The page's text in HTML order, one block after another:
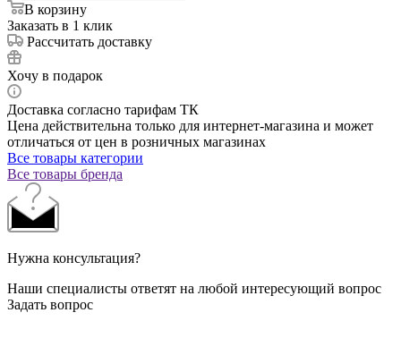
В корзину
Заказать в 1 клик
Рассчитать доставку
Хочу в подарок
Доставка согласно тарифам ТК
Цена действительна только для интернет-магазина и может
отличаться от цен в розничных магазинах
Все товары категории
Все товары бренда
Нужна консультация?
Наши специалисты ответят на любой интересующий вопрос
Задать вопрос